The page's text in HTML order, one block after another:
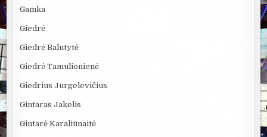
Gamka
Giedrė
Giedrė Balutytė
Giedrė Tamulionienė
Giedrius Jurgelevičius
Gintaras Jakelis
Gintarė Karaliūnaitė